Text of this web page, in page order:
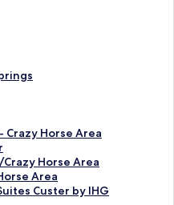
Crazy Horse Area
Horse Area
Area
Custer by IHG